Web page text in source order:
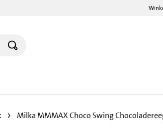
Milka MMMAX Choco Swing